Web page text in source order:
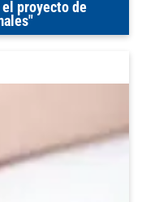
proyecto de